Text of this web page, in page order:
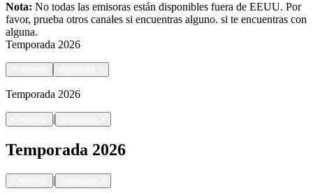
Nota: No todas las emisoras están disponibles fuera de EEUU. Por
favor, prueba otros canales si encuentras alguno. si te encuentras con
alguna.
Temporada 2026
Temporada 2026
|
Temporada 2026
|